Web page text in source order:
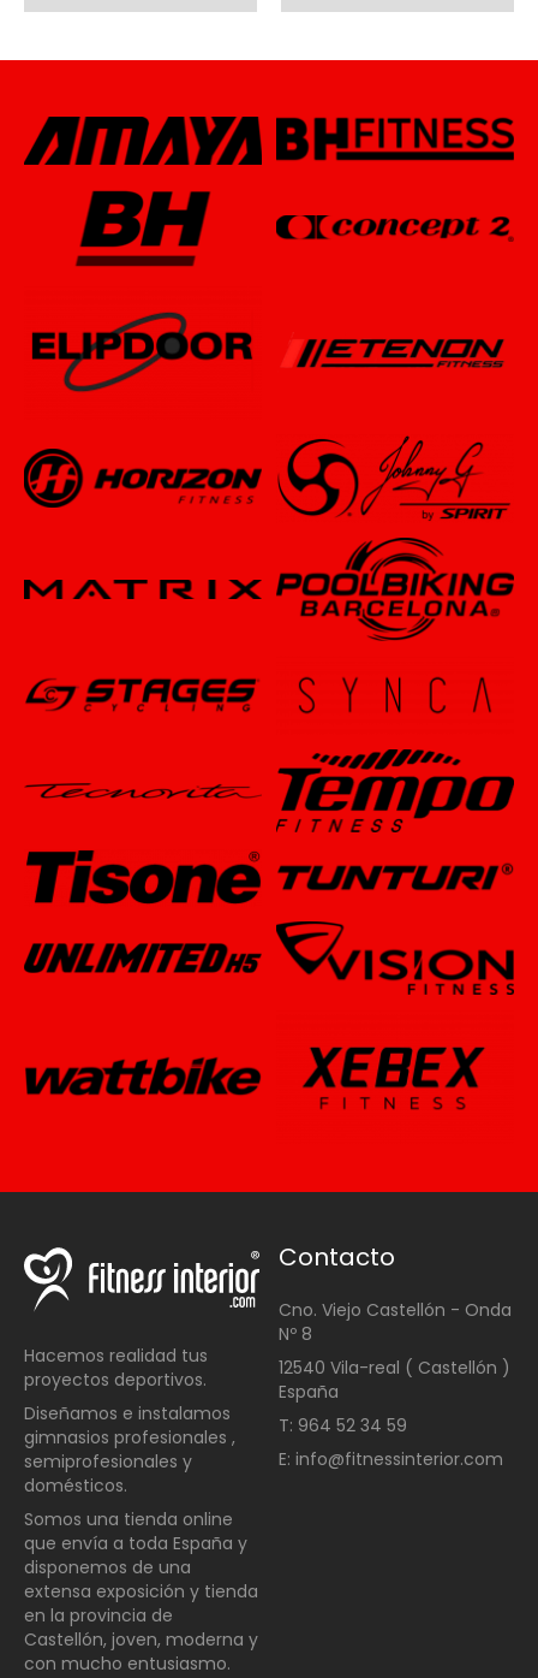
Hacemos realidad tus
proyectos deportivos.
Diseñamos e instalamos
gimnasios profesionales ,
semiprofesionales y
domésticos.
Somos una tienda online
que envía a toda España y
disponemos de una
extensa exposición y tienda
en la provincia de
Castellón, joven, moderna y
con mucho entusiasmo.
Contacto
Cno. Viejo Castellón - Onda
Nº 8
12540 Vila-real ( Castellón )
España
T: 964 52 34 59
E: info@fitnessinterior.com